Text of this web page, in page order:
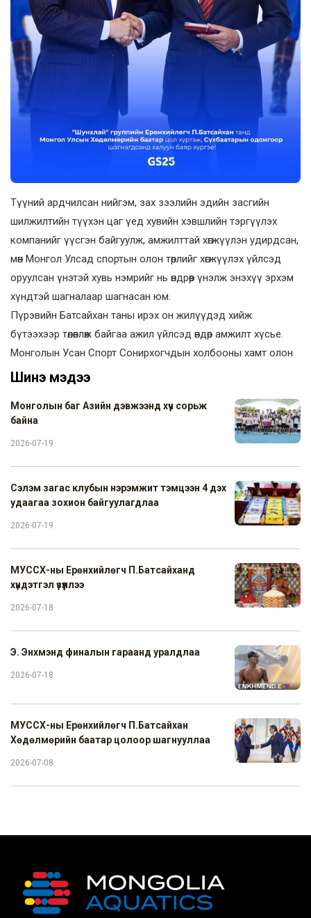
Түүний ардчилсан нийгэм, зах зээлийн эдийн засгийн
шилжилтийн түүхэн цаг үед хувийн хэвшлийн тэргүүлэх
компанийг үүсгэн байгуулж, амжилттай хөгжүүлэн удирдсан,
мөн Монгол Улсад спортын олон төрлийг хөгжүүлэх үйлсэд
оруулсан үнэтэй хувь нэмрийг нь өндрөөр үнэлж энэхүү эрхэм
хүндтэй шагналаар шагнасан юм.
Пүрэвийн Батсайхан таны ирэх он жилүүдэд хийж
бүтээхээр төлөвлөж байгаа ажил үйлсэд өндөр амжилт хүсье.
Монголын Усан Спорт Сонирхогчдын холбооны хамт олон
Шинэ мэдээ
Монголын баг Азийн дэвжээнд хүч сорьж
байна
2026-07-19
Сэлэм загас клубын нэрэмжит тэмцээн 4 дэх
удаагаа зохион байгуулагдлаа
2026-07-19
МУССХ-ны Ерөнхийлөгч П.Батсайханд
хүндэтгэл үзүүллээ
2026-07-18
Э. Энхмэнд финалын гараанд уралдлаа
2026-07-18
МУССХ-ны Ерөнхийлөгч П.Батсайхан
Хөдөлмөрийн баатар цолоор шагнууллаа
2026-07-08